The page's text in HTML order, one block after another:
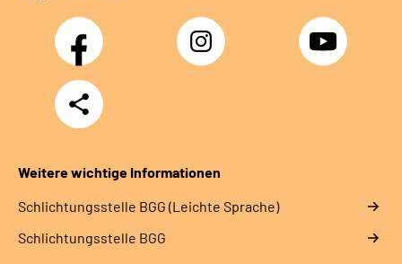
Facebook Instagram YouTube
Teilen
Weitere wichtige Informationen
Schlich­tungs­stel­le BGG (Leichte Sprache)
Schlich­tungs­stel­le BGG